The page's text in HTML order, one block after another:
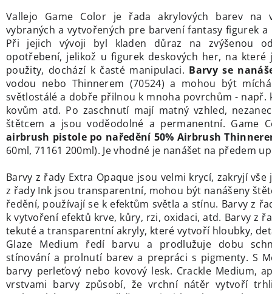
Vallejo Game Color je řada akrylových barev na
vybraných a vytvořených pre barvení fantasy figurek
Při jejich vývoji byl kladen důraz na zvýšenou
opotřebení, jelikož u figurek deskových her, na
použity, dochází k časté manipulaci. Barvy se
vodou nebo Thinnerem (70524) a mohou být
světlostálé a dobře přilnou k mnoha povrchům - např.
kovům atd. Po zaschnutí mají matný vzhled,
štětcem a jsou voděodolné a permanentní. Game
airbrush pistole po naředění 50% Airbrush
60ml, 71161 200ml). Je vhodné je nanášet na předem
Barvy z řady Extra Opaque jsou velmi krycí, zakryjí
z řady Ink jsou transparentní, mohou být nanášeny
ředění, používají se k efektům světla a stínu. Barvy z
k vytvoření efektů krve, kůry, rzi, oxidaci, atd. Barvy z
tekuté a transparentní akryly, které vytvoří hloubky,
Glaze Medium ředí barvu a prodlužuje dobu
stínování a prolnutí barev a prepráci s pigmenty. S
barvy perleťový nebo kovový lesk. Crackle Medium,
vrstvami barvy způsobí, že vrchní nátěr vytvoří